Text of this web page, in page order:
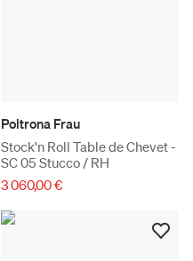
Poltrona Frau
Stock'n Roll Table de Chevet -
SC 05 Stucco / RH
3 060,00 €